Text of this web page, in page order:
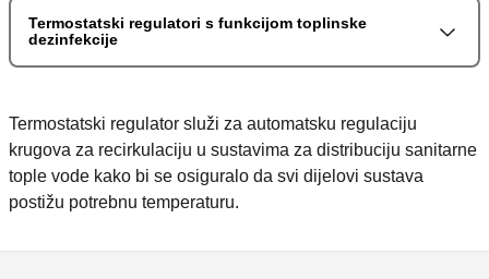
Termostatski regulatori s funkcijom toplinske
dezinfekcije
Termostatski regulator služi za automatsku regulaciju
krugova za recirkulaciju u sustavima za distribuciju sanitarne
tople vode kako bi se osiguralo da svi dijelovi sustava
postižu potrebnu temperaturu.